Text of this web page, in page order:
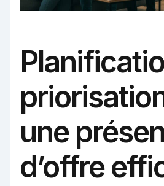
une
d’offre